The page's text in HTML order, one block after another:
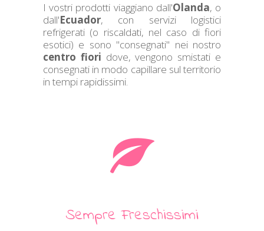
I vostri prodotti viaggiano dall'Olanda, o
dall'Ecuador, con servizi logistici
refrigerati (o riscaldati, nel caso di fiori
esotici) e sono "consegnati" nei nostro
centro fiori dove, vengono smistati e
consegnati in modo capillare sul territorio
in tempi rapidissimi.
Sempre Freschissimi